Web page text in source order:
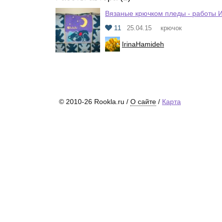
Вязаные крючком пледы - работы
11
25.04.15 крючок
IrinaHamideh
© 2010-26 Rookla.ru / О сайте / Карта